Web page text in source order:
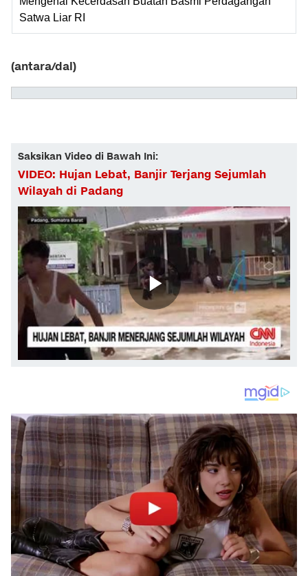
Satwa Liar RI
(antara/dal)
Saksikan Video di Bawah Ini:
VIDEO: Hujan Lebat, Banjir Terjang Sejumlah
Wilayah di Padang